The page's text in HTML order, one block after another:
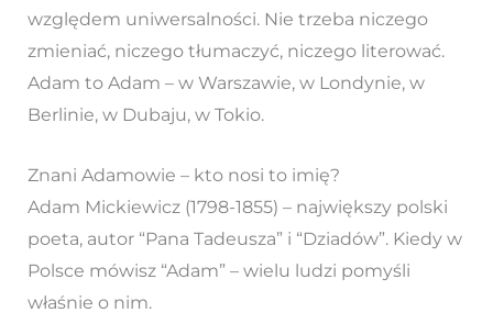
względem uniwersalności. Nie trzeba niczego
zmieniać, niczego tłumaczyć, niczego literować.
Adam to Adam – w Warszawie, w Londynie, w
Berlinie, w Dubaju, w Tokio.
Znani Adamowie – kto nosi to imię?
Adam Mickiewicz (1798-1855) – największy polski
poeta, autor “Pana Tadeusza” i “Dziadów”. Kiedy w
Polsce mówisz “Adam” – wielu ludzi pomyśli
właśnie o nim.